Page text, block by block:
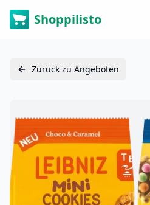
Shoppilisto
Zurück zu Angeboten